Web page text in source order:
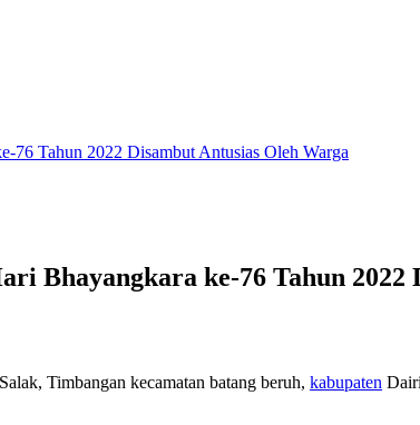
76 Tahun 2022 Disambut Antusias Oleh Warga
Bhayangkara ke-76 Tahun 2022
Timbangan kecamatan batang beruh, kabupaten